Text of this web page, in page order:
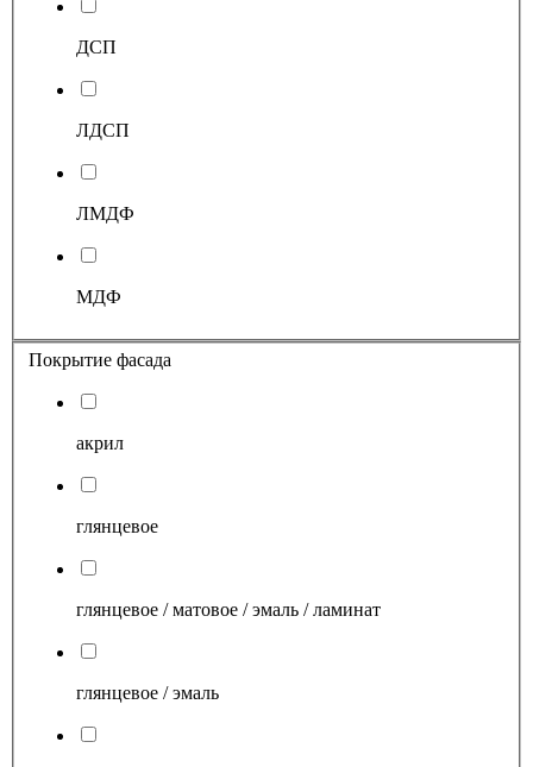
ДСП
ЛДСП
ЛМДФ
МДФ
Покрытие фасада
акрил
глянцевое
глянцевое / матовое / эмаль / ламинат
глянцевое / эмаль